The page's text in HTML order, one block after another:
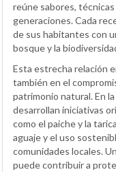
reúne sabores,
generaciones. Cada
de sus habitantes con
bosque y la
Esta estrecha relación
también en el
patrimonio natural. En
desarrollan iniciativas
como el paiche y la
aguaje y el uso
comunidades locales.
puede contribuir a